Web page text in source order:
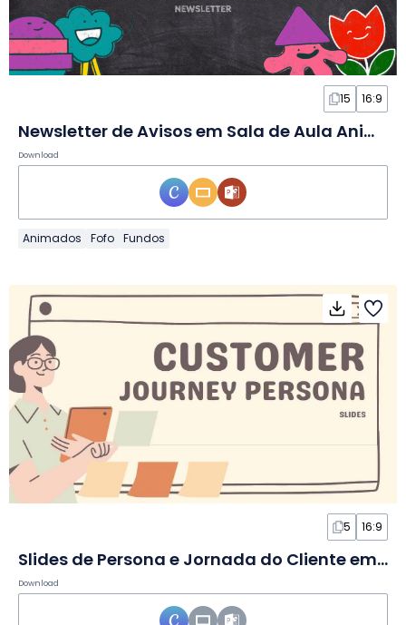
15 16:9
Newsletter de Avisos em Sala de Aula Animada em Slides
Download
Animados Fofo Fundos
5 16:9
Slides de Persona e Jornada do Cliente em Pastel
Download